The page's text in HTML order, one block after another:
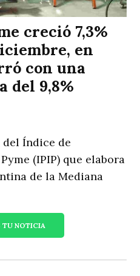
creció 7,3%
en
con una
del 9,8%
Índice de
(IPIP) que elabora
de la Mediana
TU NOTICIA